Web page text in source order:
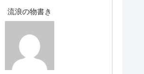
流浪の物書き